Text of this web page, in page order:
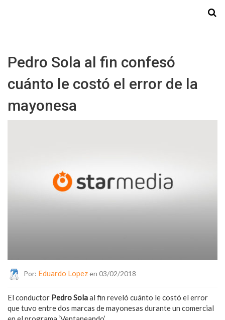
Pedro Sola al fin confesó
cuánto le costó el error de la
mayonesa
Por: Eduardo Lopezen 03/02/2018
El conductor Pedro Solaal fin reveló cuánto le costó el error
que tuvo entre dos marcas de mayonesas durante un comercial